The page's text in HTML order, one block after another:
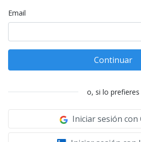
Email
Continuar
o, si lo prefieres
Iniciar sesión con